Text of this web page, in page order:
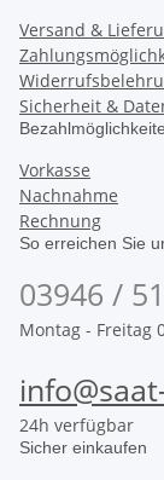
Versand &
Sicherheit &
Vorkasse
Nachnahme
Rechnung
So erreichen Sie
03946 /
Montag - Freitag
24h verfügbar
Sicher einkaufen